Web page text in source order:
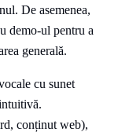
De asemenea,
demo-ul pentru a
generală.
cu sunet
conținut web),